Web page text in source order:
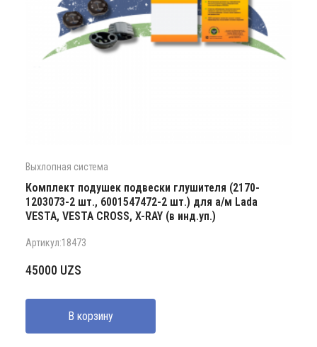
Выхлопная система
Комплект подушек подвески глушителя (2170-
1203073-2 шт., 6001547472-2 шт.) для а/м Lada
VESTA, VESTA CROSS, X-RAY (в инд.уп.)
Артикул:18473
45000 UZS
В корзину